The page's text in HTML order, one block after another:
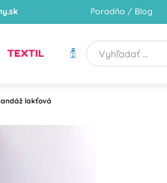
Poradňa / Blog
TEXTIL HYGIENA
lakťová